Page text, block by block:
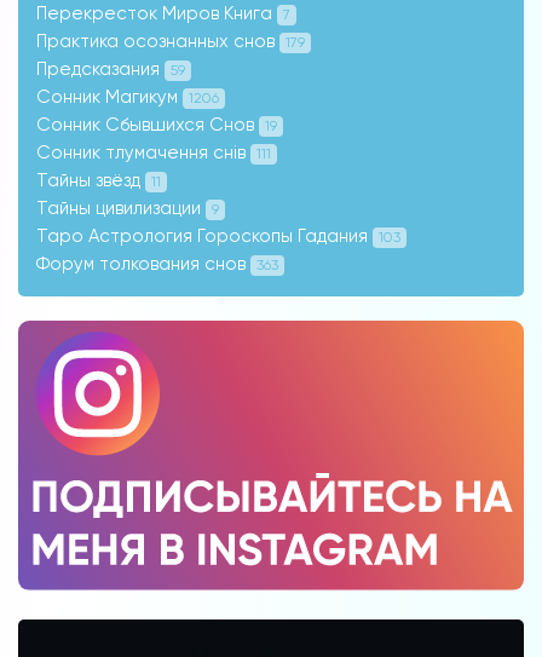
Перекресток Миров Книга 7
Практика осознанных снов 179
Предсказания 59
Сонник Магикум 1206
Сонник Сбывшихся Снов 19
Сонник тлумачення снів 111
Тайны звёзд 11
Тайны цивилизации 9
Таро Астрология Гороскопы Гадания 103
Форум толкования снов 363